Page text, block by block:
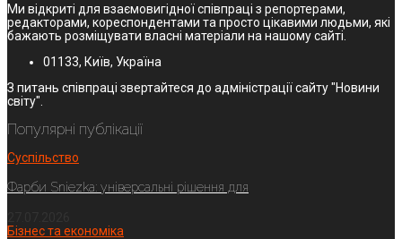
Ми відкриті для взаємовигідної співпраці з репортерами,
редакторами, кореспондентами та просто цікавими людьми, які
бажають розміщувати власні матеріали на нашому сайті.
01133, Київ, Україна
З питань співпраці звертайтеся до адміністрації сайту "Новини
світу".
Популярні публікації
Суспільство
Фарби Sniezka: універсальні рішення для
Бізнес та економіка